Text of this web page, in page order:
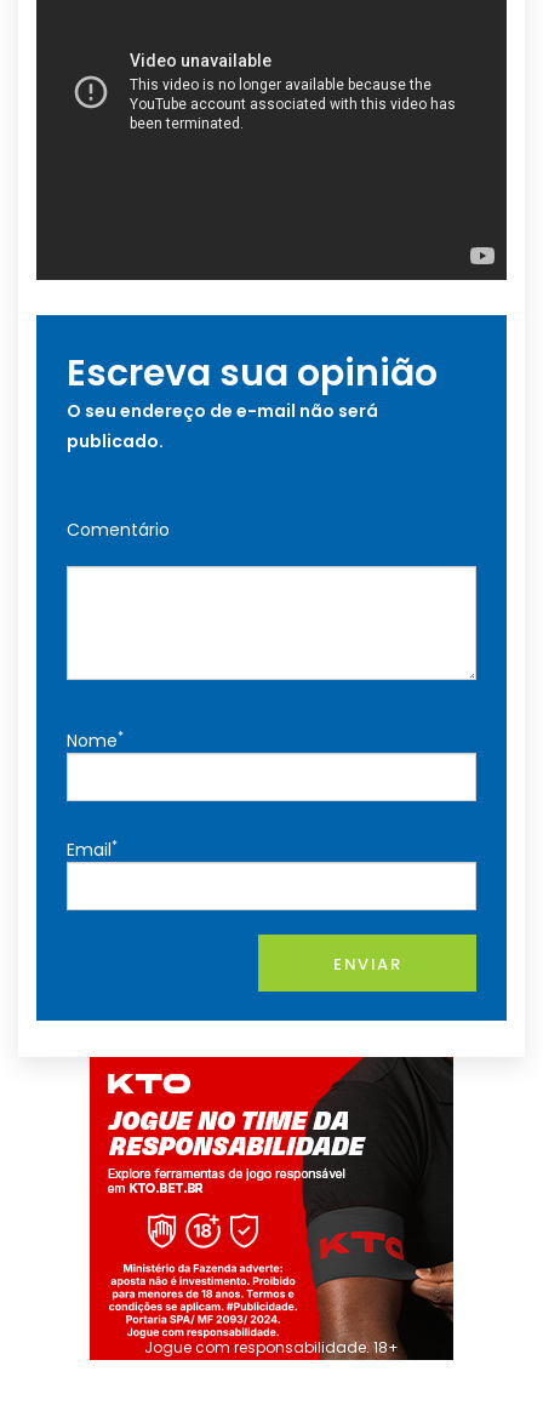
Escreva sua opinião
O seu endereço de e-mail não será
publicado.
Comentário
Nome*
Email*
ENVIAR
Jogue com responsabilidade. 18+